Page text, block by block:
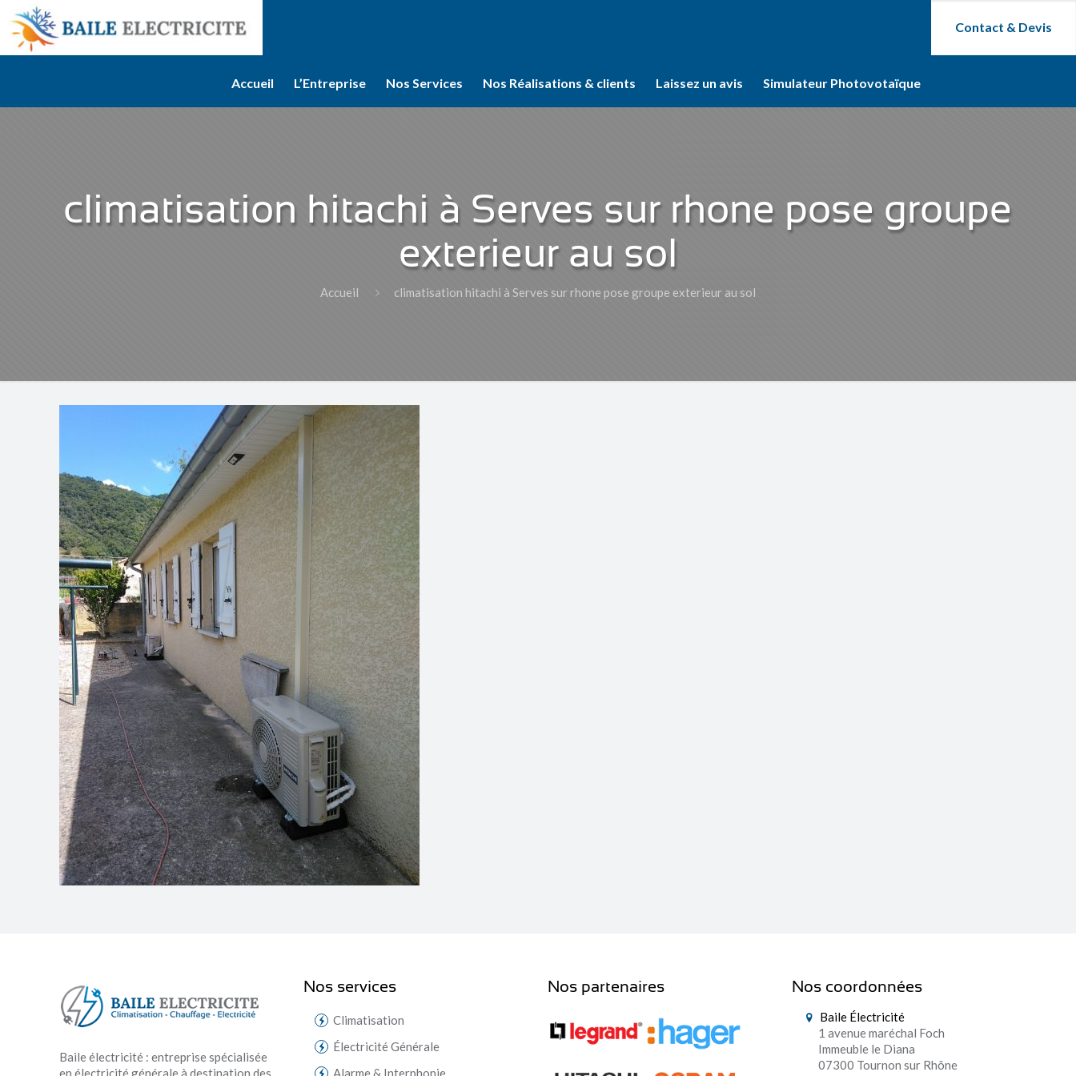
Accueil L’Entreprise Nos Services Nos Réalisations & clients Laissez un avis Simulateur Photovotaïque
Contact & Devis
climatisation hitachi à Serves sur rhone pose groupe
exterieur au sol
Accueil climatisation hitachi à Serves sur rhone pose groupe exterieur au sol
Baile électricité : entreprise spécialisée
en électricité générale à destination des
Nos services
Climatisation
Électricité Générale
Alarme & Interphonie
Nos partenaires Nos coordonnées
Baile Électricité
1 avenue maréchal Foch
Immeuble le Diana
07300 Tournon sur Rhône